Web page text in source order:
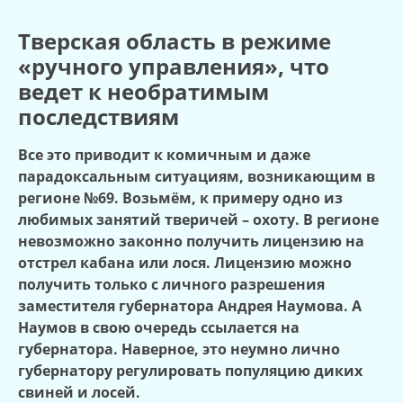
Тверская область в режиме
«ручного управления», что
ведет к необратимым
последствиям
Все это приводит к комичным и даже
парадоксальным ситуациям, возникающим в
регионе №69. Возьмём, к примеру одно из
любимых занятий тверичей – охоту. В регионе
невозможно законно получить лицензию на
отстрел кабана или лося. Лицензию можно
получить только с личного разрешения
заместителя губернатора Андрея Наумова. А
Наумов в свою очередь ссылается на
губернатора. Наверное, это неумно лично
губернатору регулировать популяцию диких
свиней и лосей.